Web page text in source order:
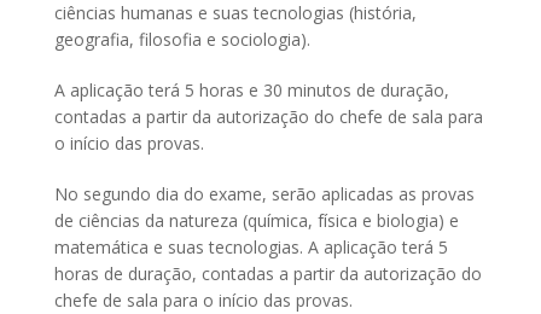
ciências humanas e suas tecnologias (história,
geografia, filosofia e sociologia).
A aplicação terá 5 horas e 30 minutos de duração,
contadas a partir da autorização do chefe de sala para
o início das provas.
No segundo dia do exame, serão aplicadas as provas
de ciências da natureza (química, física e biologia) e
matemática e suas tecnologias. A aplicação terá 5
horas de duração, contadas a partir da autorização do
chefe de sala para o início das provas.